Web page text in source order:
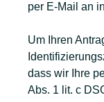
per E-Mail an
Um Ihren
dass wir Ihre
Abs. 1 lit. c